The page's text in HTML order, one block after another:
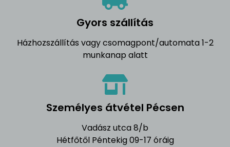
Gyors szállítás
Házhozszállítás vagy csomagpont/automata 1-2
munkanap alatt
Személyes átvétel Pécsen
Vadász utca 8/b
Hétfőtől Péntekig 09-17 óráig